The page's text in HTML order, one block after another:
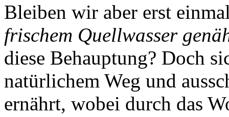
Bleiben wir aber erst
frischem Quellwasser
diese Behauptung? Doch
natürlichem Weg und
ernährt, wobei durch das